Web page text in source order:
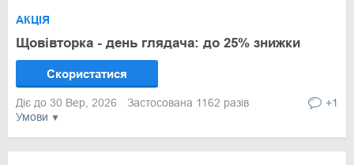
Умови
АКЦІЯ
Щовівторка - день глядача: до 25% знижки
Скористатися
Діє до 30 Вер, 2026 Застосована 1162 разів +1